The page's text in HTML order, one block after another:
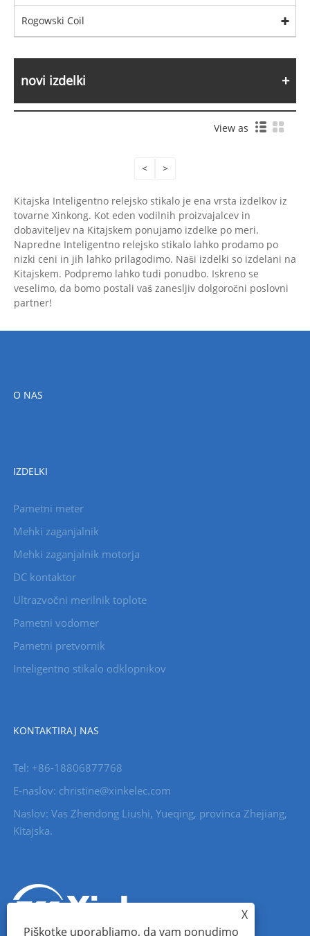
Rogowski Coil
novi izdelki
View as
< >
Kitajska Inteligentno relejsko stikalo je ena vrsta izdelkov iz
tovarne Xinkong. Kot eden vodilnih proizvajalcev in
dobaviteljev na Kitajskem ponujamo izdelke po meri.
Napredne Inteligentno relejsko stikalo lahko prodamo po
nizki ceni in jih lahko prilagodimo. Naši izdelki so izdelani na
Kitajskem. Podpremo lahko tudi ponudbo. Iskreno se
veselimo, da bomo postali vaš zanesljiv dolgoročni poslovni
partner!
O NAS
IZDELKI
Pametni meter
Mehki zaganjalnik
Mehki zaganjalnik motorja
DC kontaktor
Ultrazvočni merilnik toplote
Pametni vodomer
Pametni pretvornik
Inteligentno stikalo odklopnikov
KONTAKTIRAJ NAS
Tel: +86-18806877768
E-naslov: christine@xinkelec.com
Naslov: Vas Zhendong Liushi, Yueqing, provinca Zhejiang,
Kitajska.
X
Piškotke uporabljamo, da vam ponudimo